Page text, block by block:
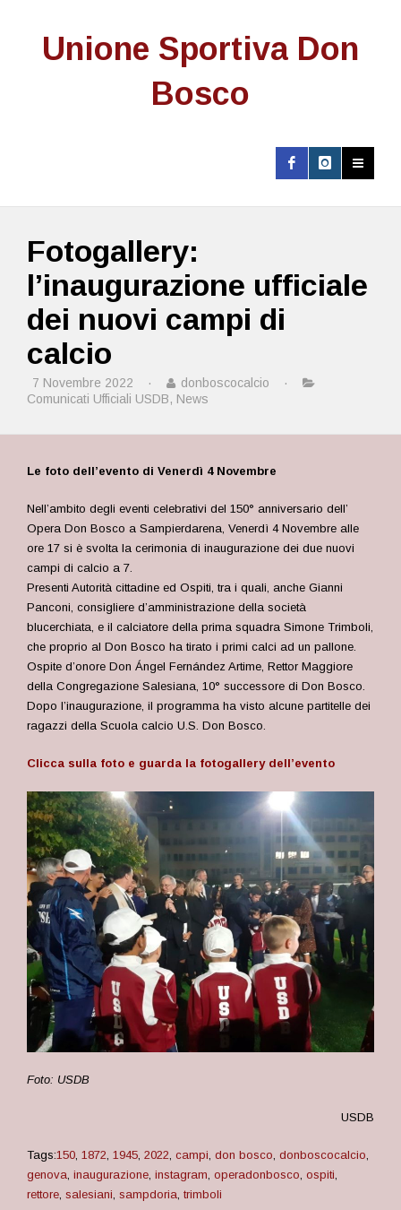
Unione Sportiva Don
Bosco
Fotogallery:
l’inaugurazione ufficiale
dei nuovi campi di
calcio
7 Novembre 2022 · donboscocalcio
·
Comunicati Ufficiali USDB, News
Le foto dell’evento di Venerdì 4 Novembre
Nell’ambito degli eventi celebrativi del 150° anniversario dell’
Opera Don Bosco a Sampierdarena, Venerdì 4 Novembre alle
ore 17 si è svolta la cerimonia di inaugurazione dei due nuovi
campi di calcio a 7.
Presenti Autorità cittadine ed Ospiti, tra i quali, anche Gianni
Panconi, consigliere d’amministrazione della società
blucerchiata, e il calciatore della prima squadra Simone Trimboli,
che proprio al Don Bosco ha tirato i primi calci ad un pallone.
Ospite d’onore Don Ángel Fernández Artime, Rettor Maggiore
della Congregazione Salesiana, 10° successore di Don Bosco.
Dopo l’inaugurazione, il programma ha visto alcune partitelle dei
ragazzi della Scuola calcio U.S. Don Bosco.
Clicca sulla foto e guarda la fotogallery dell’evento
Foto: USDB
USDB
Tags:150, 1872, 1945, 2022, campi, don bosco, donboscocalcio,
genova, inaugurazione, instagram, operadonbosco, ospiti,
rettore, salesiani, sampdoria, trimboli